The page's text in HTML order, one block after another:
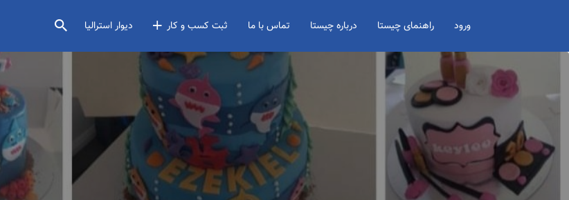
دیوار استرالیا ثبت کسب و کار تماس با ما درباره چیستا راهنمای چیستا ورود